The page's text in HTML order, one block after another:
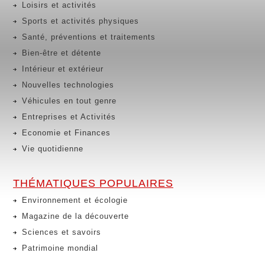
Loisirs et activités
Sports et activités physiques
Santé, préventions et traitements
Bien-être et détente
Intérieur et extérieur
Nouvelles technologies
Véhicules en tout genre
Entreprises et Activités
Economie et Finances
Vie quotidienne
THÉMATIQUES POPULAIRES
Environnement et écologie
Magazine de la découverte
Sciences et savoirs
Patrimoine mondial